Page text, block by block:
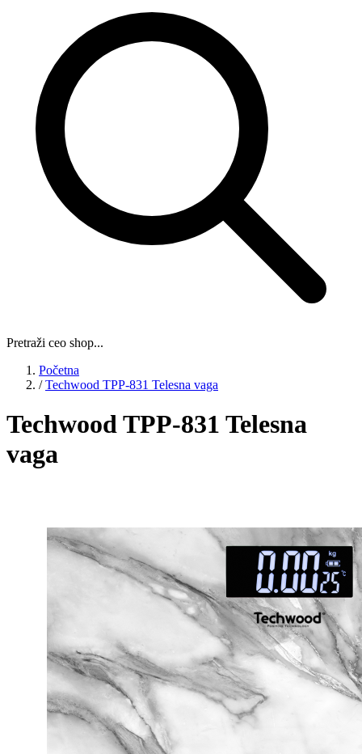
Pretraži ceo shop...
Početna
/ Techwood TPP-831 Telesna vaga
Techwood TPP-831 Telesna
vaga